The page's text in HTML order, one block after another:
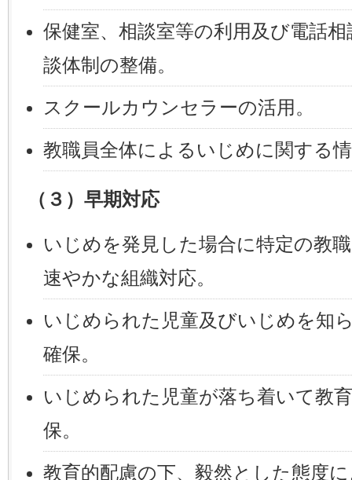
保健室、相談室等の利用及び電話
談体制の整備。
スクールカウンセラーの活用。
教職員全体によるいじめに関する
（３）早期対応
いじめを発見した場合に特定の教
速やかな組織対応。
いじめられた児童及びいじめを知
確保。
いじめられた児童が落ち着いて教
保。
教育的配慮の下、毅然とした態度